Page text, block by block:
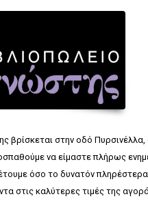
βρίσκεται στην οδό
να είμαστε πλήρως
όσο το δυνατόν
στις καλύτερες τιμές της